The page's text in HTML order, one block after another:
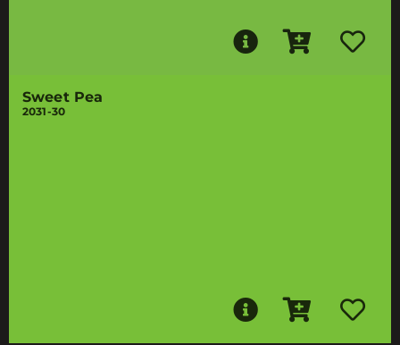
Sweet Pea
2031-30